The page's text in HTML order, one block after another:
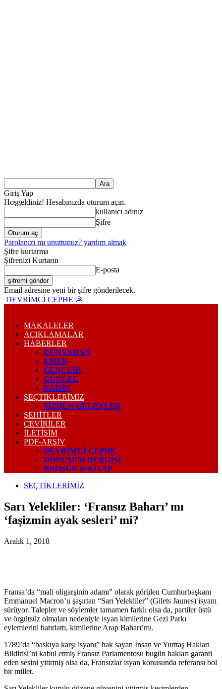
Giriş Yap
Hoşgeldiniz! Hesabınızda oturum açın.
kullanıcı adınız
Şifre
Parolanızı mı unuttunuz? yardım almak
Şifre kurtarma
Şifrenizi Kurtarın
E-posta
Email adresine yeni bir şifre gönderilecek.
DEVRİMCİ CEPHE ☭
MAKALELER
AÇIKLAMALAR
HABERLER
DÜNYADAN
EMEK
GENÇLİK
GÜNCEL
KADIN
ŞEÇTİKLERİMİZ
SİZDEN GELENLER
ŞEHİTLER
ÇEVİRİLER
İLETİŞİM
PDF-ARŞIV
DEVRIMCI CEPHE
DÖNÜŞÜM DERGISI
BROŞÜR & KİTAP
SEÇTİKLERİMİZ
Sarı Yelekliler: ‘Fransız Baharı’ mı
‘faşizmin ayak sesleri’ mi?
Aralık 1, 2018
Fransa’da “mali oligarşinin adamı” olarak görülen Cumhurbaşkanı
Emmanuel Macron’u şaşırtan “Sarı Yelekliler” (Gilets Jaunes) isyanı
sürüyor. Talepler ve söylemler tamamen farklı olsa da, partiler üstü
ve örgütsüz olmaları nedeniyle isyan kimilerine Gezi Parkı
eylemlerini hatırlattı, kimilerine Arap Baharı’mı.
1789’da “baskıya karşı isyanı” hak sayan İnsan ve Yurttaş Hakları
Bildirisi’ni kabul etmiş Fransız Parlamentosu bugün hakları garanti
eden sesini yitirmiş olsa da, Fransızlar isyan konusunda referansı bol
bir millet.